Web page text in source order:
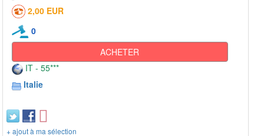
2,00 EUR
0
ACHETER
IT - 55***
Italie
+ ajout à ma sélection